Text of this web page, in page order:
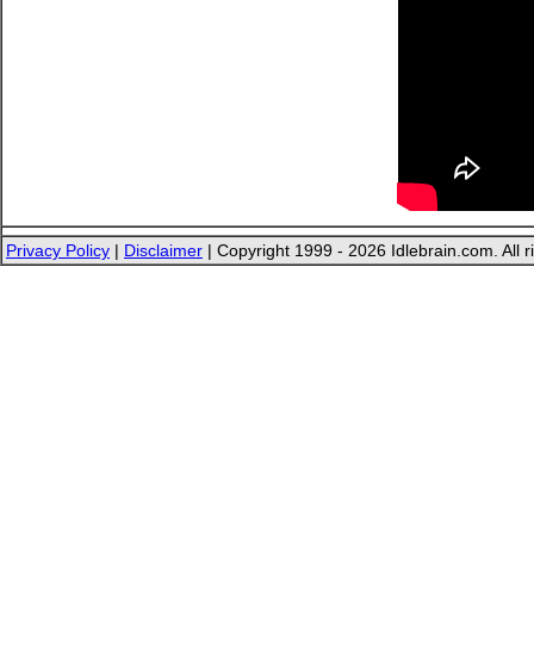
Privacy Policy | Disclaimer | Copyright 1999 - 2026 Idlebrain.com. All